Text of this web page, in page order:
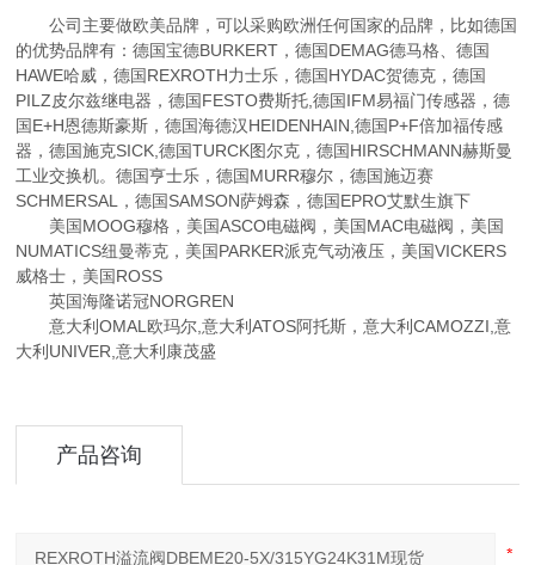
公司主要做欧美品牌，可以采购欧洲任何国家的品牌，比如德国
的优势品牌有：德国宝德BURKERT，德国DEMAG德马格、德国
HAWE哈威，德国REXROTH力士乐，德国HYDAC贺德克，德国
PILZ皮尔兹继电器，德国FESTO费斯托,德国IFM易福门传感器，德
国E+H恩德斯豪斯，德国海德汉HEIDENHAIN,德国P+F倍加福传感
器，德国施克SICK,德国TURCK图尔克，德国HIRSCHMANN赫斯曼
工业交换机。德国亨士乐，德国MURR穆尔，德国施迈赛
SCHMERSAL，德国SAMSON萨姆森，德国EPRO艾默生旗下
美国MOOG穆格，美国ASCO电磁阀，美国MAC电磁阀，美国
NUMATICS纽曼蒂克，美国PARKER派克气动液压，美国VICKERS
威格士，美国ROSS
英国海隆诺冠NORGREN
意大利OMAL欧玛尔,意大利ATOS阿托斯，意大利CAMOZZI,意
大利UNIVER,意大利康茂盛
产品咨询